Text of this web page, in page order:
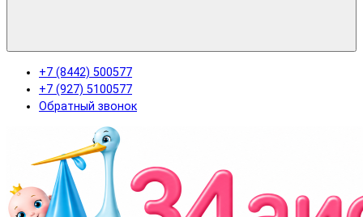
+7 (8442) 500577
+7 (927) 5100577
Обратный звонок